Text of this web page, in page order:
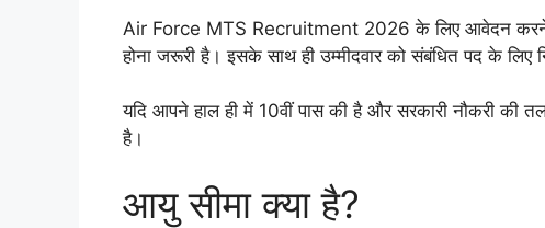
Air Force MTS Recruitment 2026 के लिए आवेदन करने वाले
होना जरूरी है। इसके साथ ही उम्मीदवार को संबंधित पद के लिए
यदि आपने हाल ही में 10वीं पास की है और सरकारी नौकरी की
है।
आयु सीमा क्या है?